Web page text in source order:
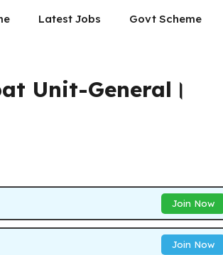
Latest Jobs Govt Scheme
Unit-General।
Join Now
Join Now